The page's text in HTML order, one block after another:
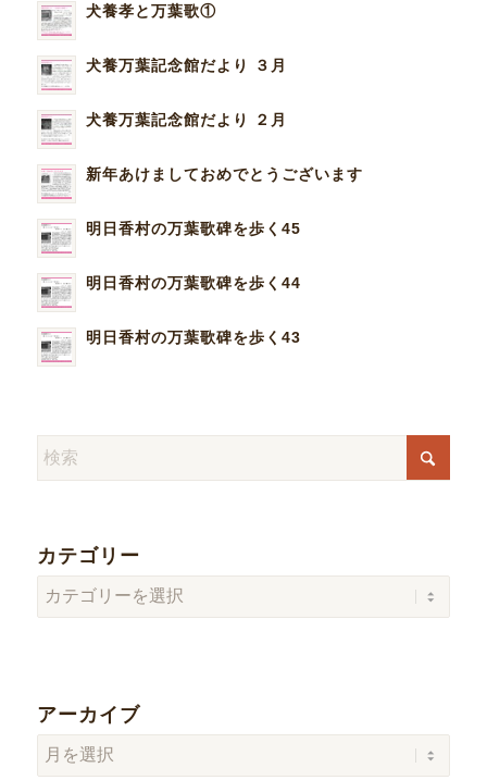
犬養孝と万葉歌①
犬養万葉記念館だより ３月
犬養万葉記念館だより ２月
新年あけましておめでとうございます
明日香村の万葉歌碑を歩く45
明日香村の万葉歌碑を歩く44
明日香村の万葉歌碑を歩く43
カテゴリー
カ
テ
アーカイブ